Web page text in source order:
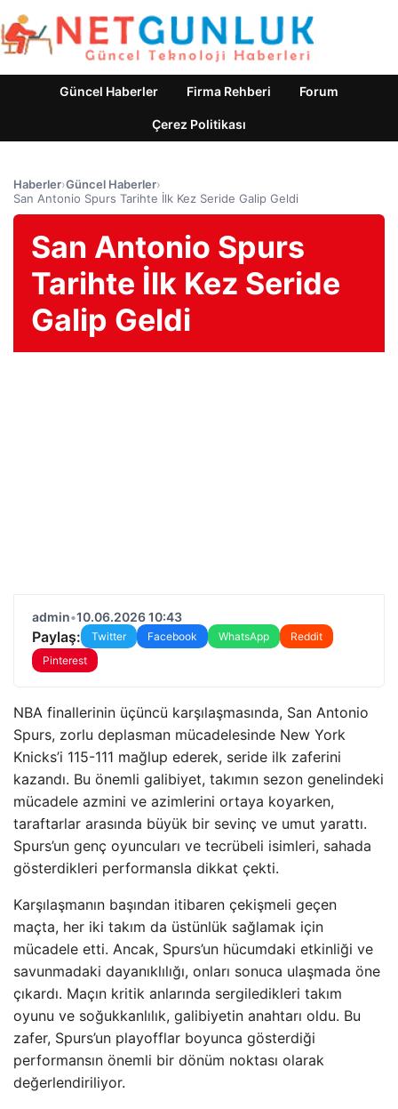
Güncel Haberler Firma Rehberi Forum
Çerez Politikası
Haberler›Güncel Haberler›
San Antonio Spurs Tarihte İlk Kez Seride Galip Geldi
San Antonio Spurs
Tarihte İlk Kez Seride
Galip Geldi
admin•10.06.2026 10:43
Paylaş: Twitter Facebook WhatsApp
Reddit
Pinterest
NBA finallerinin üçüncü karşılaşmasında, San Antonio
Spurs, zorlu deplasman mücadelesinde New York
Knicks’i 115-111 mağlup ederek, seride ilk zaferini
kazandı. Bu önemli galibiyet, takımın sezon genelindeki
mücadele azmini ve azimlerini ortaya koyarken,
taraftarlar arasında büyük bir sevinç ve umut yarattı.
Spurs’un genç oyuncuları ve tecrübeli isimleri, sahada
gösterdikleri performansla dikkat çekti.
Karşılaşmanın başından itibaren çekişmeli geçen
maçta, her iki takım da üstünlük sağlamak için
mücadele etti. Ancak, Spurs’un hücumdaki etkinliği ve
savunmadaki dayanıklılığı, onları sonuca ulaşmada öne
çıkardı. Maçın kritik anlarında sergiledikleri takım
oyunu ve soğukkanlılık, galibiyetin anahtarı oldu. Bu
zafer, Spurs’un playofflar boyunca gösterdiği
performansın önemli bir dönüm noktası olarak
değerlendiriliyor.